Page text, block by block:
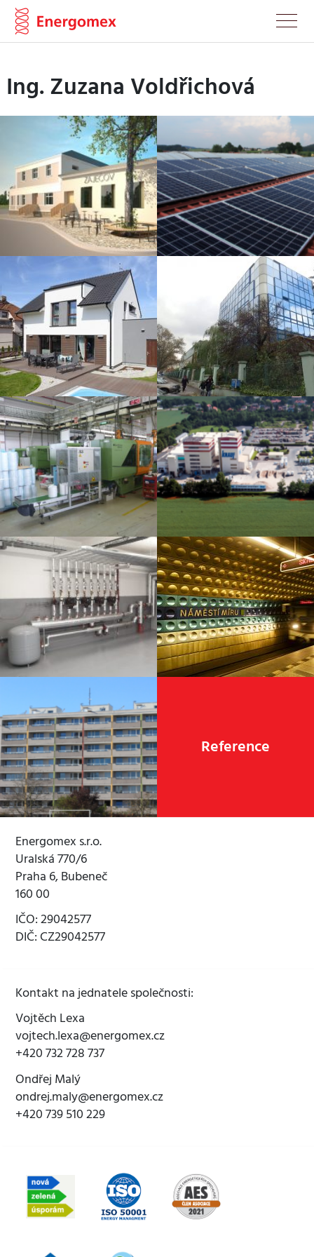
Ing. Zuzana Voldřichová
Rekonstrukce lidového
domu
Fotovoltaika –
energetický posudek
Pasivní dům –
energetický posudek a
PENB
Energetický posudek pro
PVK
Energetický posudek
průmyslového podniku
ISO 50001
Nová kotelna mateřské
školy
Rekonstrukce pražského
metra
Revitalizace bytového
domu
Reference
Energomex s.r.o.
Uralská 770/6
Praha 6, Bubeneč
160 00
IČO: 29042577
DIČ: CZ29042577
Kontakt na jednatele společnosti:
Vojtěch Lexa
vojtech.lexa@energomex.cz
+420 732 728 737
Ondřej Malý
ondrej.maly@energomex.cz
+420 739 510 229